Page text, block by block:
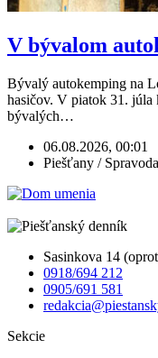
V bývalom
Bývalý autokemping na
hasičov. V piatok 31.
bývalých…
06.08.2026, 00:01
Piešťany /
Sasinkova 14
0918/694 212
0905/691 581
Sekcie